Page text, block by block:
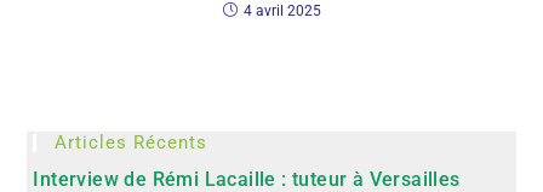
4 avril 2025
Articles Récents
Interview de Rémi Lacaille : tuteur à Versailles